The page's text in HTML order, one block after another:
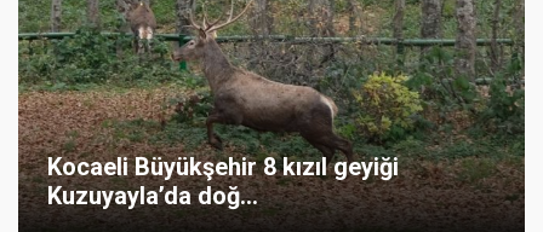
Kocaeli Büyükşehir 8 kızıl geyiği
Kuzuyayla’da doğ...